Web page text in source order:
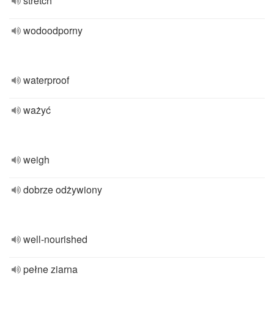
wodoodporny
waterproof
ważyć
weigh
dobrze odżywiony
well-nourished
pełne ziarna